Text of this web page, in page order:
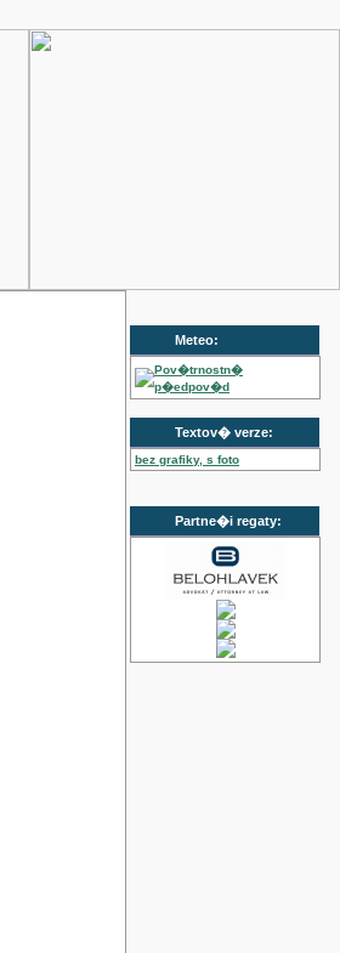
Meteo:
Pov�trnostn�
p�edpov�d
Textov� verze:
bez grafiky, s foto
Partne�i regaty: